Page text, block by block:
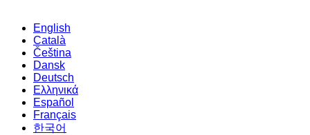
English
Català
Čeština
Dansk
Deutsch
Ελληνικά
Español
Français
한국어